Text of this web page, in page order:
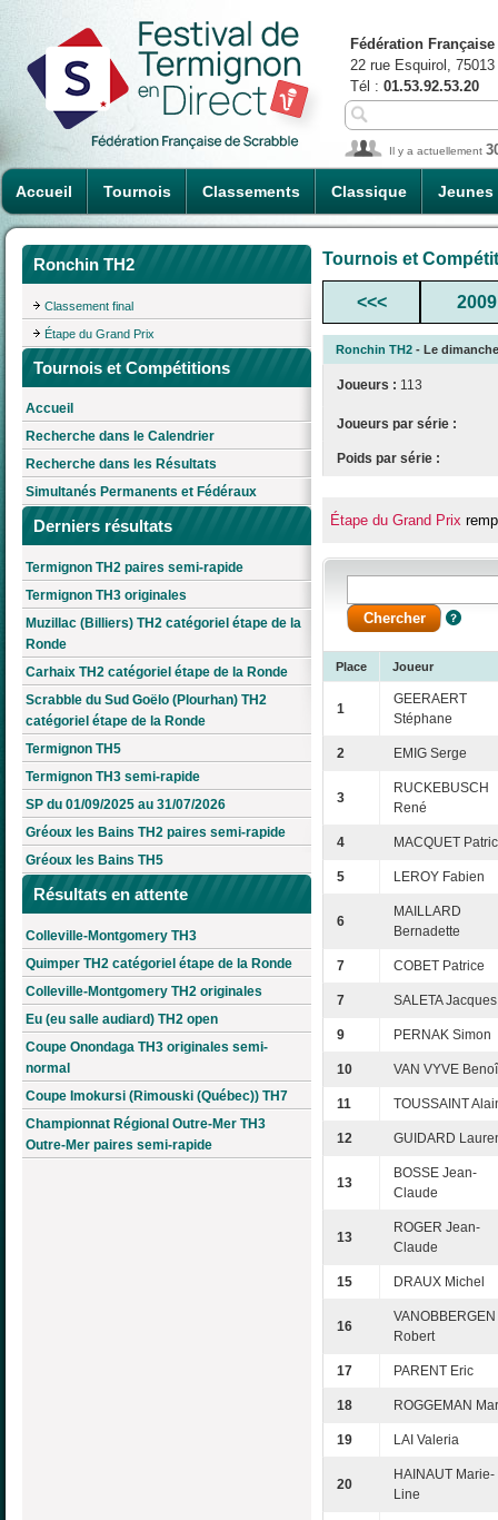
Accueil Tournois Classements Classique Jeunes
Fédération
22 rue Esquirol,
Tél : 01.53.92.53.20
Il y a actuellement
Ronchin TH2
Classement final
Étape du Grand Prix
Tournois et Compétitions
Accueil
Recherche dans le Calendrier
Recherche dans les Résultats
Simultanés Permanents et Fédéraux
Derniers résultats
Termignon TH2 paires semi-rapide
Termignon TH3 originales
Muzillac (Billiers) TH2 catégoriel étape de la
Ronde
Carhaix TH2 catégoriel étape de la Ronde
Scrabble du Sud Goëlo (Plourhan) TH2
catégoriel étape de la Ronde
Termignon TH5
Termignon TH3 semi-rapide
SP du 01/09/2025 au 31/07/2026
Gréoux les Bains TH2 paires semi-rapide
Gréoux les Bains TH5
Résultats en attente
Colleville-Montgomery TH3
Quimper TH2 catégoriel étape de la Ronde
Colleville-Montgomery TH2 originales
Eu (eu salle audiard) TH2 open
Coupe Onondaga TH3 originales semi-
normal
Coupe Imokursi (Rimouski (Québec)) TH7
Championnat Régional Outre-Mer TH3
Outre-Mer paires semi-rapide
Tournois et
<<< 2009
Ronchin TH2 - Le
Joueurs : 113
Joueurs par série :
Poids par série :
Étape du Grand Prix
Place Joueur
1
GEERAERT
Stéphane
2 EMIG Serge
3
RUCKEBUSCH
René
4 MACQUET
5 LEROY Fabien
6
MAILLARD
Bernadette
7 COBET Patrice
7 SALETA Jacques
9 PERNAK Simon
10 VAN VYVE
11 TOUSSAINT
12 GUIDARD
13
BOSSE Jean-
Claude
13
ROGER Jean-
Claude
15 DRAUX Michel
16
VANOBBERGEN
Robert
17 PARENT Eric
18 ROGGEMAN
19 LAI Valeria
20
HAINAUT Marie-
Line